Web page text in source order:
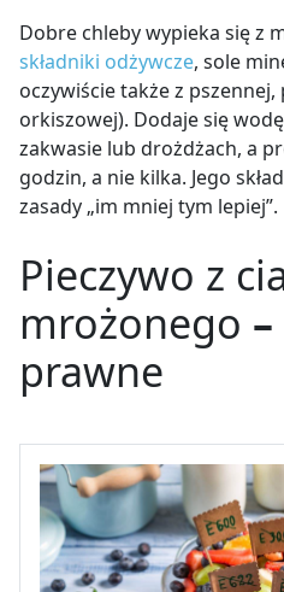
Dobre chleby wypieka się z
składniki odżywcze, sole
oczywiście także z
orkiszowej). Dodaje się
zakwasie lub drożdżach, a
godzin, a nie kilka. Jego
zasady „im mniej tym lepiej”.
Pieczywo z
mrożonego –
prawne